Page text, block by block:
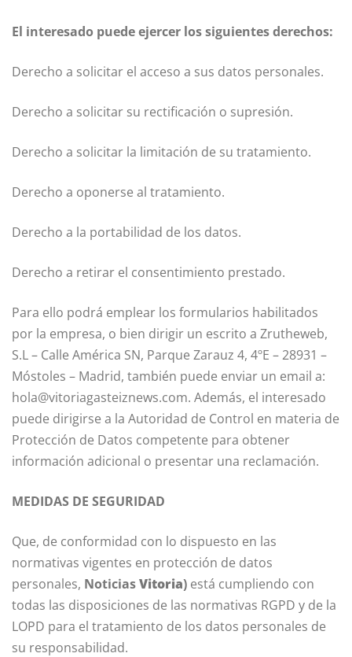
El interesado puede ejercer los siguientes derechos:
Derecho a solicitar el acceso a sus datos personales.
Derecho a solicitar su rectificación o supresión.
Derecho a solicitar la limitación de su tratamiento.
Derecho a oponerse al tratamiento.
Derecho a la portabilidad de los datos.
Derecho a retirar el consentimiento prestado.
Para ello podrá emplear los formularios habilitados
por la empresa, o bien dirigir un escrito a Zrutheweb,
S.L – Calle América SN, Parque Zarauz 4, 4ºE – 28931 –
Móstoles – Madrid, también puede enviar un email a:
hola@vitoriagasteiznews.com. Además, el interesado
puede dirigirse a la Autoridad de Control en materia de
Protección de Datos competente para obtener
información adicional o presentar una reclamación.
MEDIDAS DE SEGURIDAD
Que, de conformidad con lo dispuesto en las
normativas vigentes en protección de datos
personales, NoticiasVitoria) está cumpliendo con
todas las disposiciones de las normativas RGPD y de la
LOPD para el tratamiento de los datos personales de
su responsabilidad.